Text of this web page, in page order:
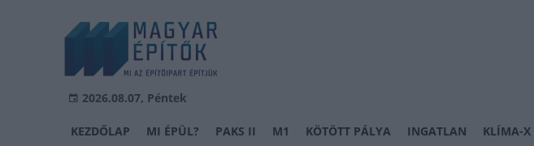
2026.08.07, Péntek
KEZDŐLAP MI ÉPÜL? PAKS II M1 KÖTÖTT PÁLYA INGATLAN KLÍMA-X